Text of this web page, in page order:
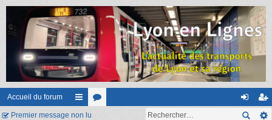
Accueil du forum
ac on ns
Premier message non lu